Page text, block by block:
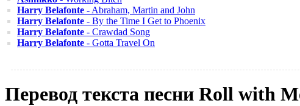
Harry Belafonte - Abraham, Martin and John
Harry Belafonte - By the Time I Get to Phoenix
Harry Belafonte - Crawdad Song
Harry Belafonte - Gotta Travel On
Перевод текста песни Roll with